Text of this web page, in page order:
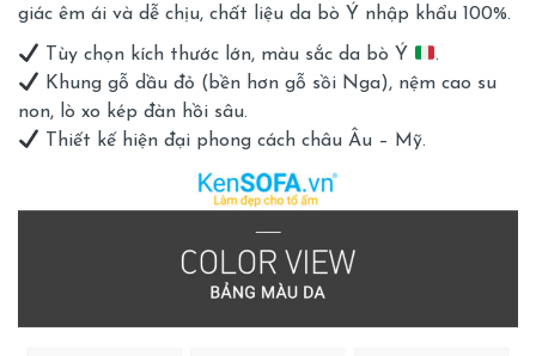
giác êm ái và dễ chịu, chất liệu da bò Ý nhập khẩu 100%.
Tùy chọn kích thước lớn, màu sắc da bò Ý
.
Khung gỗ dầu đỏ (bền hơn gỗ sồi Nga), nệm cao su
non, lò xo kép đàn hồi sâu.
Thiết kế hiện đại phong cách châu Âu – Mỹ.